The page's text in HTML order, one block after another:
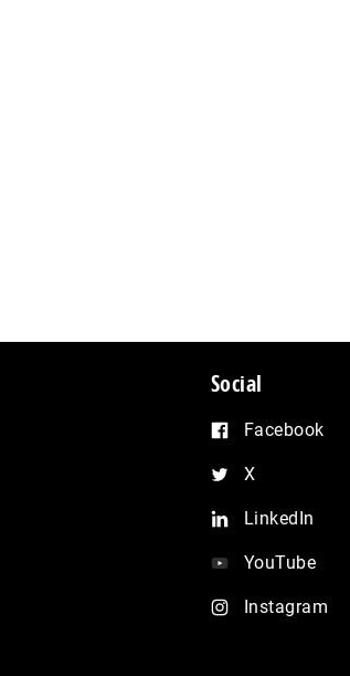
Social
Facebook
X
LinkedIn
YouTube
Instagram